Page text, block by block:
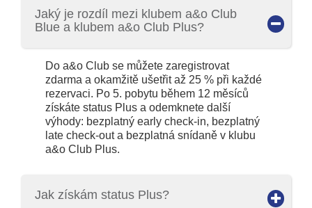
Jaký je rozdíl mezi klubem a&o Club
Blue a klubem a&o Club Plus?
Do a&o Club se můžete zaregistrovat
zdarma a okamžitě ušetřit až 25 % při každé
rezervaci. Po 5. pobytu během 12 měsíců
získáte status Plus a odemknete další
výhody: bezplatný early check-in, bezplatný
late check-out a bezplatná snídaně v klubu
a&o Club Plus.
Jak získám status Plus?